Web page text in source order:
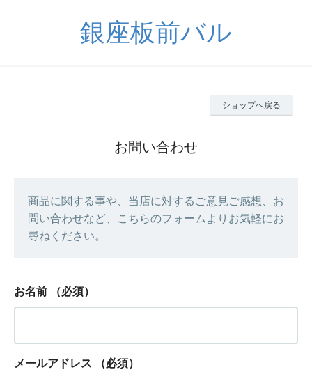
銀座板前バル
ショップへ戻る
お問い合わせ
商品に関する事や、当店に対するご意見ご感想、お
問い合わせなど、こちらのフォームよりお気軽にお
尋ねください。
お名前 （必須）
メールアドレス （必須）